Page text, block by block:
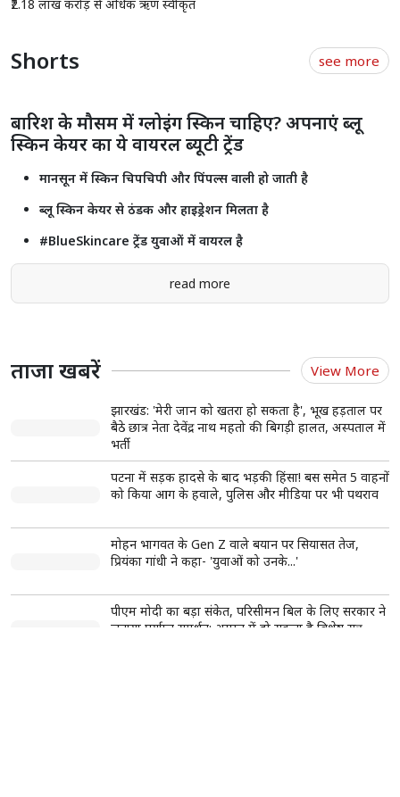
घर में चमगादड़ों का वास या हो चीटियों का समूह, देता है कुछ शुभ -
नारियल का दान और बजरंग बाण का पाठ करेगा हर कष्ट का निवारण